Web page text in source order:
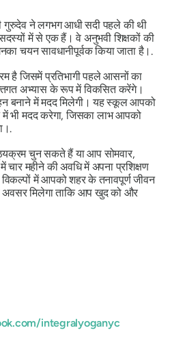
गुरुदेव ने लगभग आधी सदी पहले की थी
में से एक हैं। वे अनुभवी शिक्षकों की
चयन सावधानीपूर्वक किया जाता है।.
है जिसमें प्रतिभागी पहले आसनों का
अभ्यास के रूप में विकसित करेंगे।
बनाने में मदद मिलेगी। यह स्कूल आपको
भी मदद करेगा, जिसका लाभ आपको
चुन सकते हैं या आप सोमवार,
महीने की अवधि में अपना प्रशिक्षण
में आपको शहर के तनावपूर्ण जीवन
अवसर मिलेगा ताकि आप खुद को और
integralyoganyc